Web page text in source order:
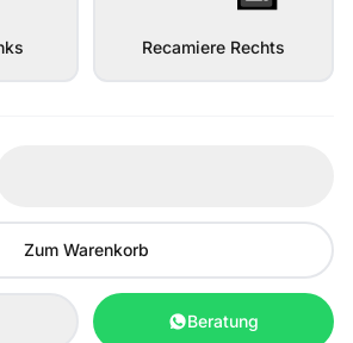
Recamiere Rechts
Zum Warenkorb
Beratung